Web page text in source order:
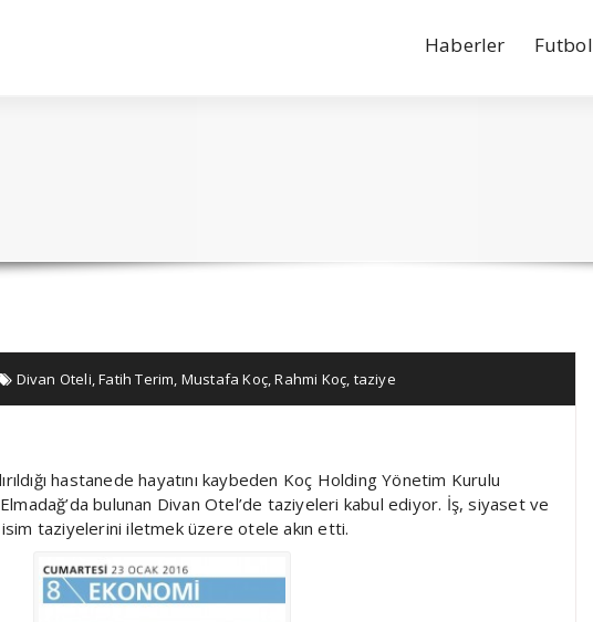
Haberler Futbol
Divan Oteli,Fatih Terim, Mustafa Koç,Rahmi Koç, taziye
hastanede hayatını kaybeden Koç Holding Yönetim Kurulu
bulunan Divan Otel’de taziyeleri kabul ediyor. İş, siyaset ve
isim taziyelerini iletmek üzere otele akın etti.